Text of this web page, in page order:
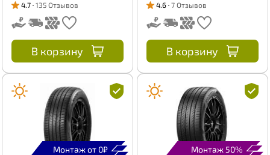
4.7 135 Отзывов
В корзину
4.6 7 Отзывов
В корзину
Монтаж от 0₽ Монтаж 50%